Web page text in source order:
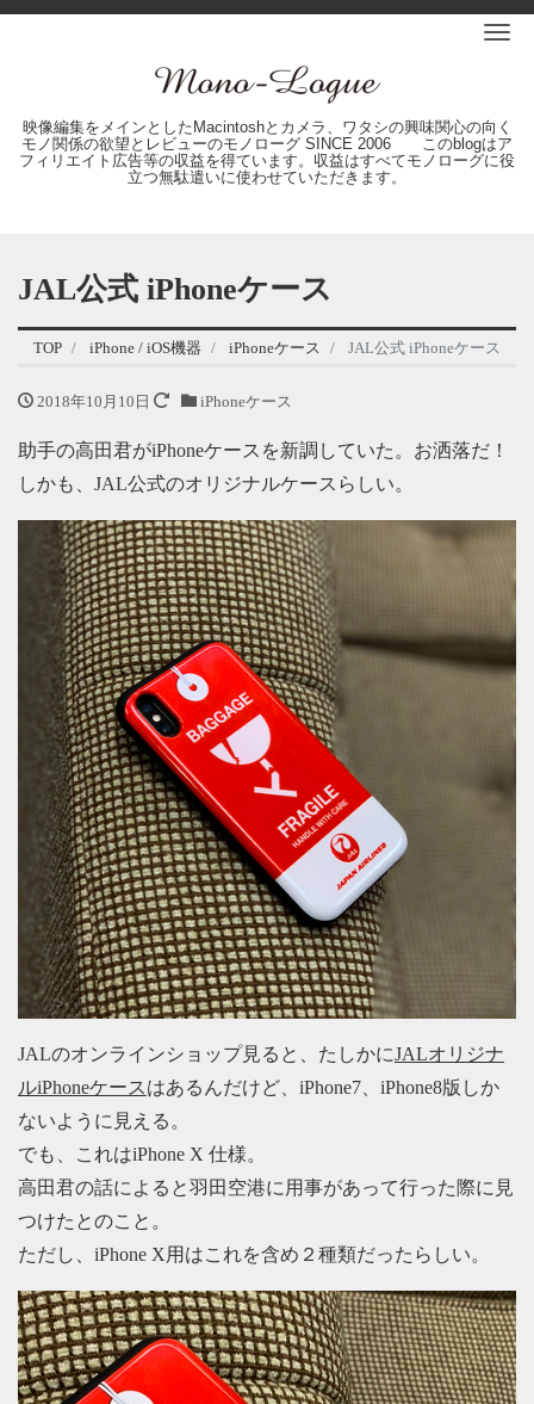
映像編集をメインとしたMacintoshとカメラ、ワタシの興味関心の向く
モノ関係の欲望とレビューのモノローグ SINCE 2006 このblogはア
フィリエイト広告等の収益を得ています。収益はすべてモノローグに役
立つ無駄遣いに使わせていただきます。
JAL公式 iPhoneケース
TOP iPhone / iOS機器 iPhoneケース JAL公式 iPhoneケース
2018年10月10日 iPhoneケース
助手の高田君がiPhoneケースを新調していた。お洒落だ！
しかも、JAL公式のオリジナルケースらしい。
JALのオンラインショップ見ると、たしかにJALオリジナ
ルiPhoneケース はあるんだけど、iPhone7、iPhone8版しか
ないように見える。
でも、これはiPhone X 仕様。
高田君の話によると羽田空港に用事があって行った際に見
つけたとのこと。
ただし、iPhone X用はこれを含め２種類だったらしい。